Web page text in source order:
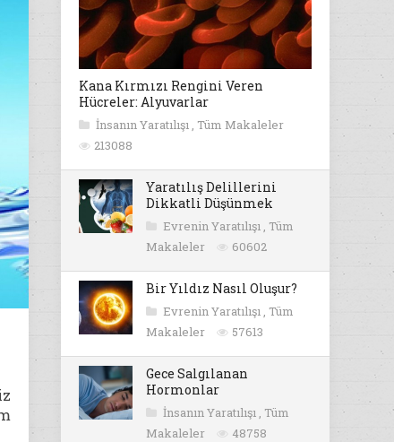
Kana Kırmızı Rengini Veren
Hücreler: Alyuvarlar
İnsanın Yaratılışı , Tüm Makaleler
213088
Yaratılış Delillerini
Dikkatli Düşünmek
Evrenin Yaratılışı , Tüm
Makaleler
60602
Bir Yıldız Nasıl Oluşur?
Evrenin Yaratılışı , Tüm
Makaleler
57613
Gece Salgılanan
Hormonlar
İnsanın Yaratılışı , Tüm
Makaleler
48758